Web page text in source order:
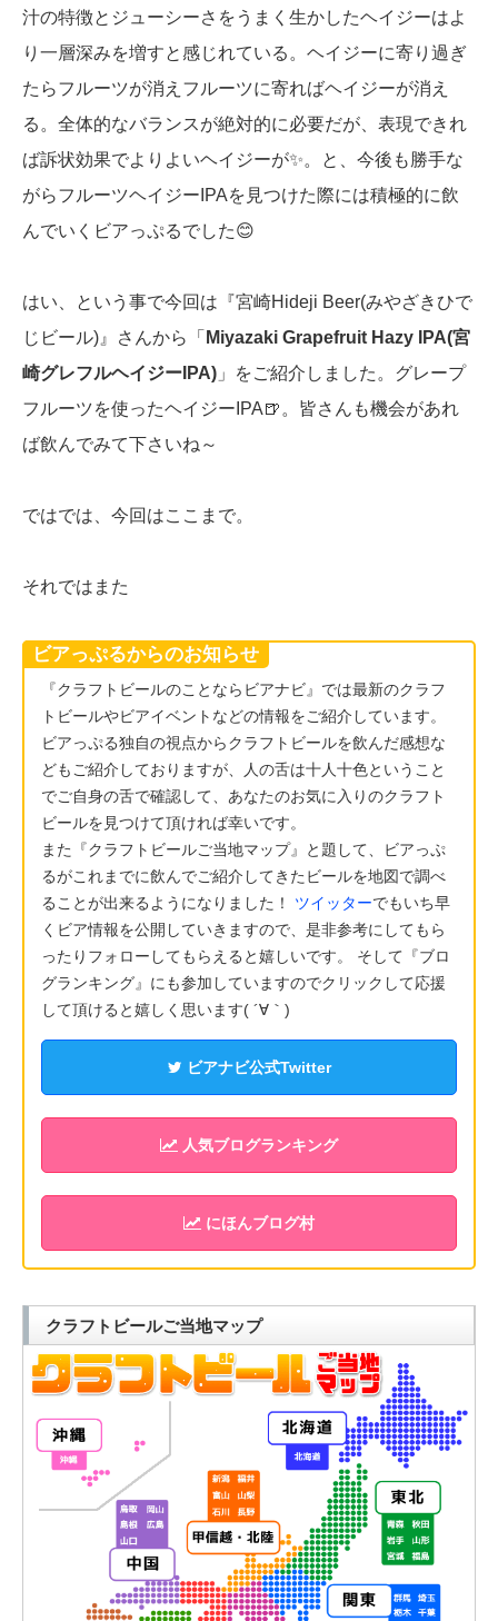
汁の特徴とジューシーさをうまく生かしたヘイジーはよ
り一層深みを増すと感じれている。ヘイジーに寄り過ぎ
たらフルーツが消えフルーツに寄ればヘイジーが消え
る。全体的なバランスが絶対的に必要だが、表現できれ
ば訴状効果でよりよいヘイジーが✨。と、今後も勝手な
がらフルーツヘイジーIPAを見つけた際には積極的に飲
んでいくビアっぷるでした😊
はい、という事で今回は『宮崎Hideji Beer(みやざきひで
じビール)』さんから「 Miyazaki Grapefruit Hazy IPA(宮
崎グレフルヘイジーIPA) 」をご紹介しました。グレープ
フルーツを使ったヘイジーIPA🍺。皆さんも機会があれ
ば飲んでみて下さいね～
ではでは、今回はここまで。
それではまた
ビアっぷるからのお知らせ
『クラフトビールのことならビアナビ』では最新のクラフ
トビールやビアイベントなどの情報をご紹介しています。
ビアっぷる独自の視点からクラフトビールを飲んだ感想な
どもご紹介しておりますが、人の舌は十人十色ということ
でご自身の舌で確認して、あなたのお気に入りのクラフト
ビールを見つけて頂ければ幸いです。
また『クラフトビールご当地マップ』と題して、ビアっぷ
るがこれまでに飲んでご紹介してきたビールを地図で調べ
ることが出来るようになりました！ ツイッターでもいち早
くビア情報を公開していきますので、是非参考にしてもら
ったりフォローしてもらえると嬉しいです。 そして『ブロ
グランキング』にも参加していますのでクリックして応援
して頂けると嬉しく思います( ´∀｀)
ビアナビ公式Twitter
人気ブログランキング
にほんブログ村
クラフトビールご当地マップ